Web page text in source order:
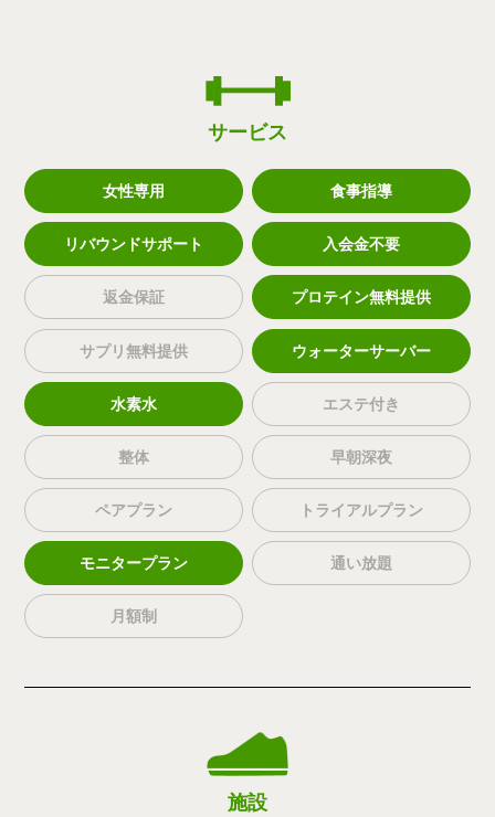
サービス
女性専用 食事指導
リバウンドサポート 入会金不要
返金保証 プロテイン無料提供
サプリ無料提供 ウォーターサーバー
水素水 エステ付き
整体 早朝深夜
ペアプラン トライアルプラン
モニタープラン 通い放題
月額制
施設